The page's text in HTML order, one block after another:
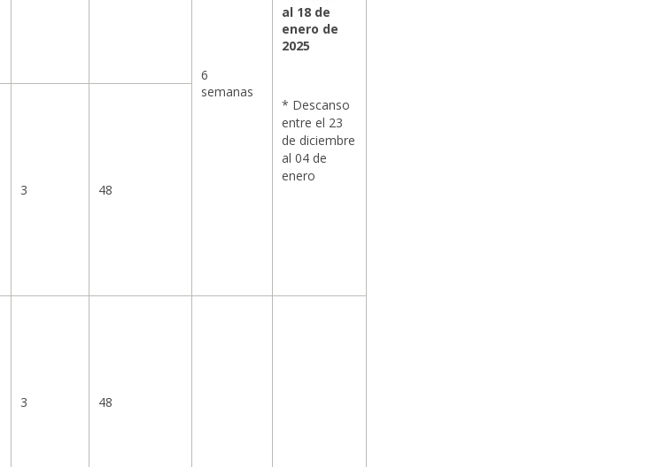
6
semanas
al 18 de
enero de
2025
* Descanso
entre el 23
de diciembre
al 04 de
enero
3 48
3 48